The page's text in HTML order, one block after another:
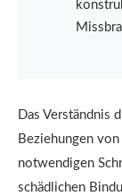
Das Verständnis
Beziehungen
notwendigen
schädlichen